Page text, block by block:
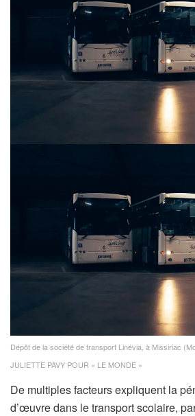
Dépôt de la société de transport Linévia, à Missiriac
JULIETTE PAVY POUR « LE MONDE »
De multiples facteurs expliquent la
d’œuvre dans le transport scolaire,